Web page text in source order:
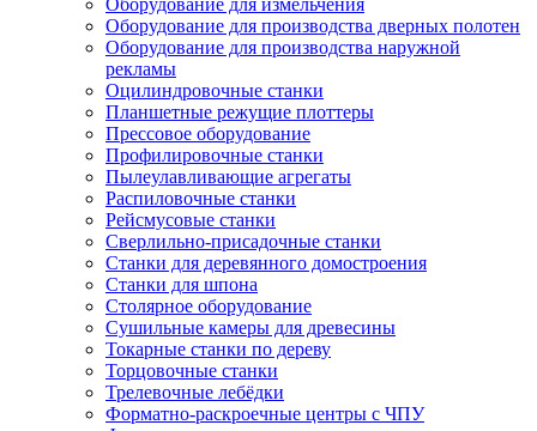
Оборудование для измельчения
Оборудование для производства дверных полотен
Оборудование для производства наружной
рекламы
Оцилиндровочные станки
Планшетные режущие плоттеры
Прессовое оборудование
Профилировочные станки
Пылеулавливающие агрегаты
Распиловочные станки
Рейсмусовые станки
Сверлильно-присадочные станки
Станки для деревянного домостроения
Станки для шпона
Столярное оборудование
Сушильные камеры для древесины
Токарные станки по дереву
Торцовочные станки
Трелевочные лебёдки
Форматно-раскроечные центры с ЧПУ